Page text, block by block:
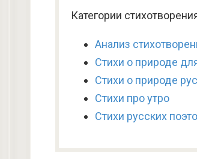
Категории
Анализ
Стихи о природе
Стихи о природе
Стихи про утро
Стихи русских